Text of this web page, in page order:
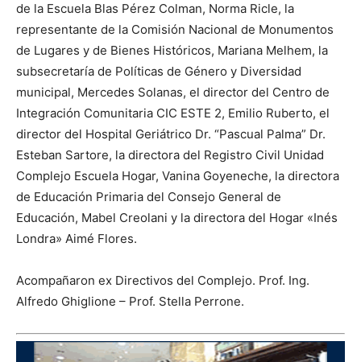
de la Escuela Blas Pérez Colman, Norma Ricle, la
representante de la Comisión Nacional de Monumentos
de Lugares y de Bienes Históricos, Mariana Melhem, la
subsecretaría de Políticas de Género y Diversidad
municipal, Mercedes Solanas, el director del Centro de
Integración Comunitaria CIC ESTE 2, Emilio Ruberto, el
director del Hospital Geriátrico Dr. “Pascual Palma” Dr.
Esteban Sartore, la directora del Registro Civil Unidad
Complejo Escuela Hogar, Vanina Goyeneche, la directora
de Educación Primaria del Consejo General de
Educación, Mabel Creolani y la directora del Hogar «Inés
Londra» Aimé Flores.
Acompañaron ex Directivos del Complejo. Prof. Ing.
Alfredo Ghiglione – Prof. Stella Perrone.